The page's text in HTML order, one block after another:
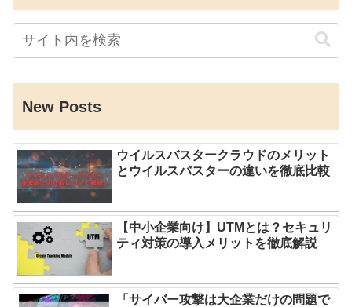
New Posts
ウイルスバスタークラウドのメリット
とウイルスバスターの違いを徹底比較
【中小企業向け】UTMとは？セキュリ
ティ対策の導入メリットを徹底解説
「サイバー攻撃は大企業だけの問題で